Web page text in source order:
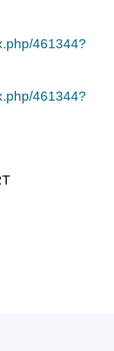
461344?
461344?